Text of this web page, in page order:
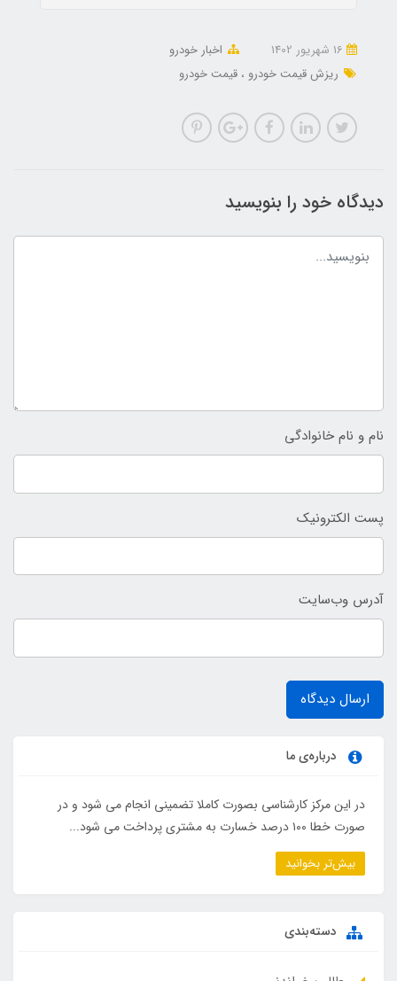
اخبار خودرو
ریزش قیمت خودرو
قیمت خودرو
دیدگاه خود را بنویسید
نام و نام خانوادگی
پست الکترونیک
آدرس وب‌سایت
ارسال دیدگاه
درباره‌ی ما
در این مرکز کارشناسی بصورت کاملا تضمینی انجام می شود و در
صورت خطا ۱۰۰ درصد خسارت به مشتری پرداخت می شود...
بیش‌تر بخوانید
دسته‌بندی